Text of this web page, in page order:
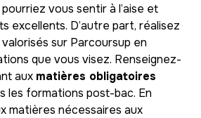
vous sentir à l’aise et
excellents. D’autre part, réalisez
sur Parcoursup en
que vous visez. Renseignez-
aux matières obligatoires
les formations post-bac. En
matières nécessaires aux